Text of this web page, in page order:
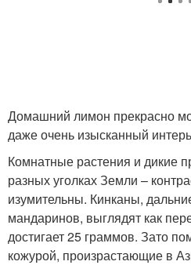
Домашний лимон прекрасно
даже очень изысканный
Комнатные растения и дикие
разных уголках Земли –
изумительны. Кинканы,
мандаринов, выглядят как
достигает 25 граммов. Зато
кожурой, произрастающие в